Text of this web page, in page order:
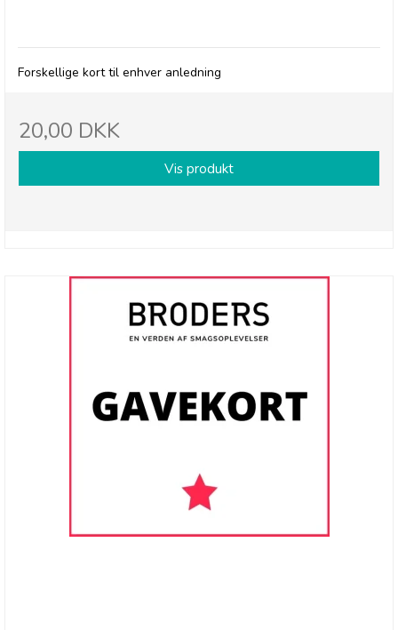
Forskellige kort til enhver anledning
20,00 DKK
Vis produkt